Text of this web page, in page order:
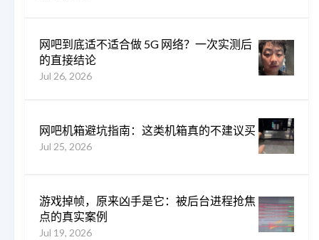
网吧到底适不适合做 5G 网络？一次实测后
的直接结论
Jul 26, 2026
网吧机箱避坑指南：这类机箱真的不建议买
Jul 25, 2026
游戏掉帧，原来凶手是它：被后台进程抢焦
点的真实案例
Jul 19, 2026